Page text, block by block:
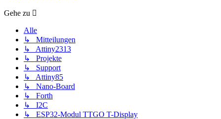
Gehe zu
Alle
↳ Mitteilungen
↳ Attiny2313
↳ Projekte
↳ Support
↳ Attiny85
↳ Nano-Board
↳ Forth
↳ I2C
↳ ESP32-Modul TTGO T-Display